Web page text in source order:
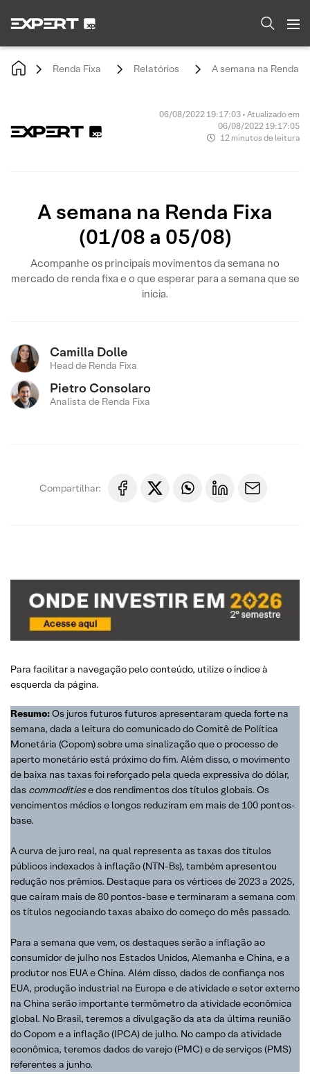
Renda Fixa Relatórios A semana na Renda
06/08/2022 19:17:03 • Atualizado em
06/08/2022 19:17:05
12 minutos de leitura
A semana na Renda Fixa
(01/08 a 05/08)
Acompanhe os principais movimentos da semana no
mercado de renda fixa e o que esperar para a semana que se
inicia.
Camilla Dolle
Head de Renda Fixa
Pietro Consolaro
Analista de Renda Fixa
Compartilhar:
Para facilitar a navegação pelo conteúdo, utilize o índice à
esquerda da página.
Resumo:Os juros futuros futuros apresentaram queda forte na
semana, dada a leitura do comunicado do Comitê de Política
Monetária (Copom) sobre uma sinalização que o processo de
aperto monetário está próximo do fim. Além disso, o movimento
de baixa nas taxas foi reforçado pela queda expressiva do dólar,
das commoditiese dos rendimentos dos títulos globais. Os
vencimentos médios e longos reduziram em mais de 100 pontos-
base.
A curva de juro real, na qual representa as taxas dos títulos
públicos indexados à inflação (NTN-Bs), também apresentou
redução nos prêmios. Destaque para os vértices de 2023 a 2025,
que caíram mais de 80 pontos-base e terminaram a semana com
os títulos negociando taxas abaixo do começo do mês passado.
Para a semana que vem, os destaques serão a inflação ao
consumidor de julho nos Estados Unidos, Alemanha e China, e a
produtor nos EUA e China. Além disso, dados de confiança nos
EUA, produção industrial na Europa e de atividade e setor externo
na China serão importante termômetro da atividade econômica
global. No Brasil, teremos a divulgação da ata da última reunião
do Copom e a inflação (IPCA) de julho. No campo da atividade
econômica, teremos dados de varejo (PMC) e de serviços (PMS)
referentes a junho.